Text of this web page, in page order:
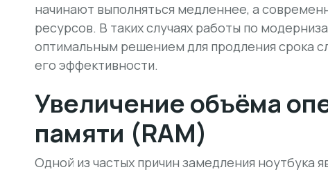
начинают выполняться медленнее, а
ресурсов. В таких случаях работы по
оптимальным решением для продления срока
его эффективности.
Увеличение объёма
памяти (RAM)
Одной из частых причин замедления ноутбука